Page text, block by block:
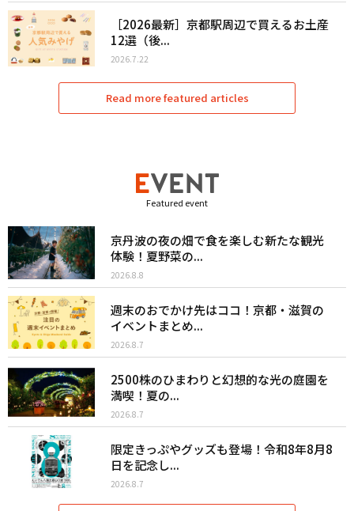
［2026最新］京都駅周辺で買えるお土産
12選（後...
2026.7.22
Read more featured articles
Featured event
京丹波の夜の畑で食を楽しむ新たな観光
体験！夏野菜の...
2026.8.8
週末のおでかけ先はココ！京都・滋賀の
イベントまとめ...
2026.8.7
2500株のひまわりと幻想的な光の庭園を
満喫！夏の...
2026.8.7
限定きっぷやグッズも登場！令和8年8月8
日を記念し...
2026.8.7